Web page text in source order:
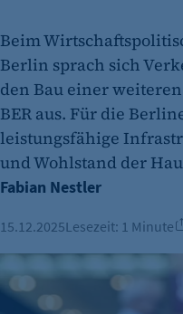
Beim
Berlin sprach sich
den Bau einer
BER aus. Für die
leistungsfähige
und Wohlstand der
Fabian Nestler
15.12.2025Lesezeit: 1 Minute